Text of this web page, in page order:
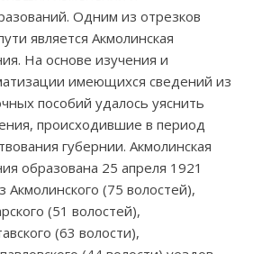
Одним из отрезков
является Акмолинская
На основе изучения и
имеющихся сведений из
пособий удалось уяснить
происходившие в период
губернии. Акмолинская
образована 25 апреля 1921
Акмолинского (75 волостей),
(51 волостей),
(63 волости),